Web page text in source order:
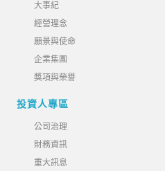
大事紀
經營理念
願景與使命
企業集團
獎項與榮譽
投資人專區
公司治理
財務資訊
重大訊息